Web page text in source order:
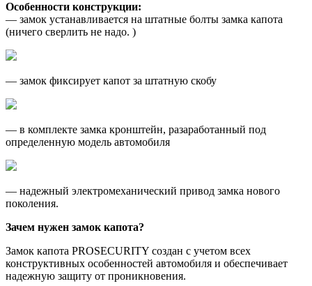
Особенности конструкции:
— замок устанавливается на штатные болты замка капота
(ничего сверлить не надо. )
— замок фиксирует капот за штатную скобу
— в комплекте замка кронштейн, разаработанный под
определенную модель автомобиля
— надежный электромеханический привод замка нового
поколения.
Зачем нужен замок капота?
Замок капота PROSECURITY создан с учетом всех
конструктивных особенностей автомобиля и обеспечивает
надежную защиту от проникновения.